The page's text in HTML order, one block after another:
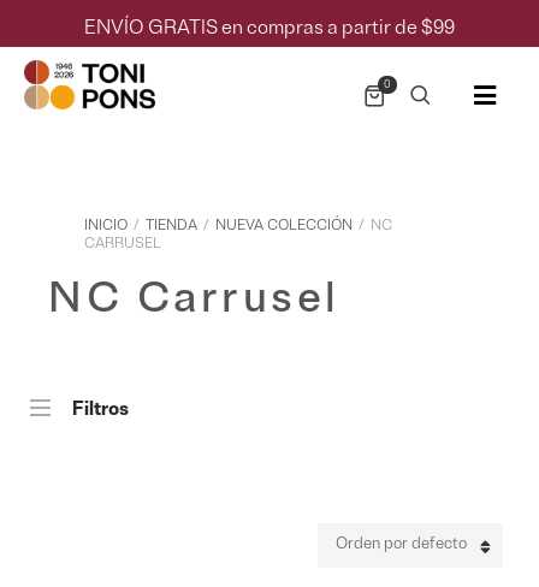
ENVÍO GRATIS en compras a partir de $99
0
INICIO / TIENDA / NUEVA COLECCIÓN / NC
CARRUSEL
NC Carrusel
Filtros
Orden por defecto